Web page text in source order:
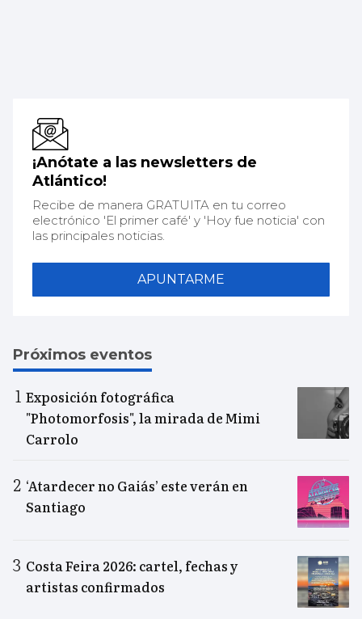
¡Anótate a las newsletters de
Atlántico!
Recibe de manera GRATUITA en tu correo
electrónico 'El primer café' y 'Hoy fue noticia' con
las principales noticias.
APUNTARME
Próximos eventos
Exposición fotográfica
"Photomorfosis", la mirada de Mimi
Carrolo
‘Atardecer no Gaiás’ este verán en
Santiago
Costa Feira 2026: cartel, fechas y
artistas confirmados